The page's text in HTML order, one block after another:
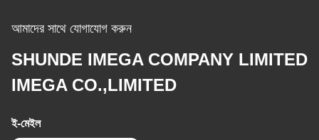
আমাদের সাথে যোগাযোগ করুন
SHUNDE IMEGA COMPANY LIMITED
IMEGA CO.,LIMITED
ই-মেইল